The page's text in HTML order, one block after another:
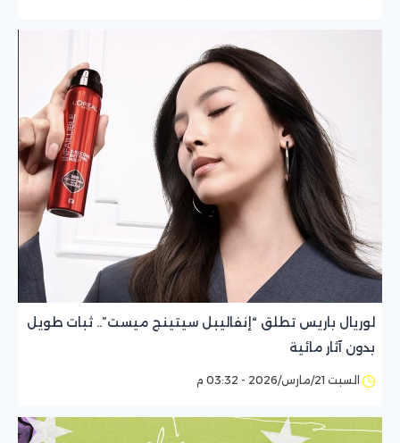
لوريال باريس تطلق “إنفاليبل سيتينج ميست”.. ثبات طويل
بدون آثار مائية
السبت 21/مارس/2026 - 03:32 م